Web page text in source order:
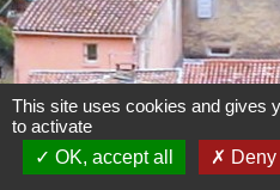
This site uses cookies and gives
to activate
OK, accept all